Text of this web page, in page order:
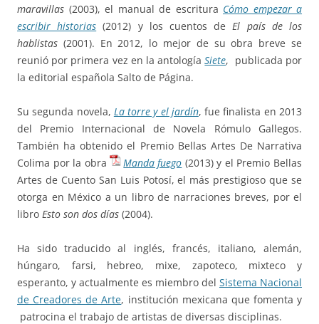
maravillas (2003), el manual de escritura Cómo empezar a
escribir historias (2012) y los cuentos deEl país de los
hablistas (2001). En 2012, lo mejor de su obra breve se
reunió por primera vez en la antologíaSiete, publicada por
la editorial española Salto de Página.
Su segunda novela, La torre y el jardín, fue finalista en 2013
del Premio Internacional de Novela Rómulo Gallegos.
También ha obtenido el Premio Bellas Artes De Narrativa
Colima por la obra
Manda fuego (2013) y el Premio Bellas
Artes de Cuento San Luis Potosí, el más prestigioso que se
otorga en México a un libro de narraciones breves, por el
libro Esto son dos días (2004).
Ha sido traducido al inglés, francés, italiano, alemán,
húngaro, farsi, hebreo, mixe, zapoteco, mixteco y
esperanto, y actualmente es miembro del Sistema Nacional
de Creadores de Arte, institución mexicana que fomenta y
patrocina el trabajo de artistas de diversas disciplinas.